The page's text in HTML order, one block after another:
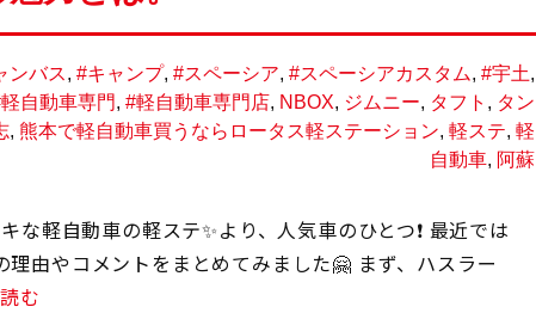
ンバス,#キャンプ,#スペーシア,#スペーシアカスタム,#宇土,
自動車専門,#軽自動車専門店, NBOX, ジムニー, タフト , タン
,熊本で軽自動車買うならロータス軽ステーション,軽ステ,軽
自動車, 阿蘇
な軽自動車の軽ステ✨より、人気車のひとつ❗️ 最近では
由やコメントをまとめてみました🤗 まず、ハスラー
む